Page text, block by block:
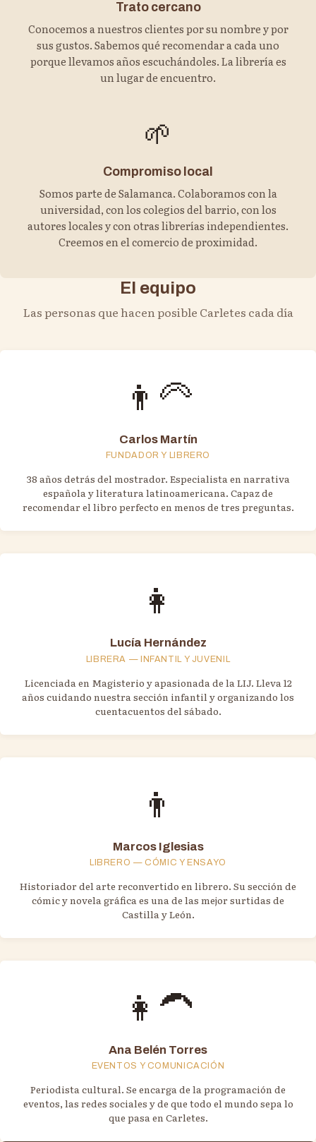
Trato cercano
Conocemos a nuestros clientes por su nombre y por
sus gustos. Sabemos qué recomendar a cada uno
porque llevamos años escuchándoles. La librería es
un lugar de encuentro.
🌱
Compromiso local
Somos parte de Salamanca. Colaboramos con la
universidad, con los colegios del barrio, con los
autores locales y con otras librerías independientes.
Creemos en el comercio de proximidad.
El equipo
Las personas que hacen posible Carletes cada día
👨‍🦳
Carlos Martín
FUNDADOR Y LIBRERO
38 años detrás del mostrador. Especialista en narrativa
española y literatura latinoamericana. Capaz de
recomendar el libro perfecto en menos de tres preguntas.
👩
Lucía Hernández
LIBRERA — INFANTIL Y JUVENIL
Licenciada en Magisterio y apasionada de la LIJ. Lleva 12
años cuidando nuestra sección infantil y organizando los
cuentacuentos del sábado.
👨
Marcos Iglesias
LIBRERO — CÓMIC Y ENSAYO
Historiador del arte reconvertido en librero. Su sección de
cómic y novela gráfica es una de las mejor surtidas de
Castilla y León.
👩‍🦱
Ana Belén Torres
EVENTOS Y COMUNICACIÓN
Periodista cultural. Se encarga de la programación de
eventos, las redes sociales y de que todo el mundo sepa lo
que pasa en Carletes.